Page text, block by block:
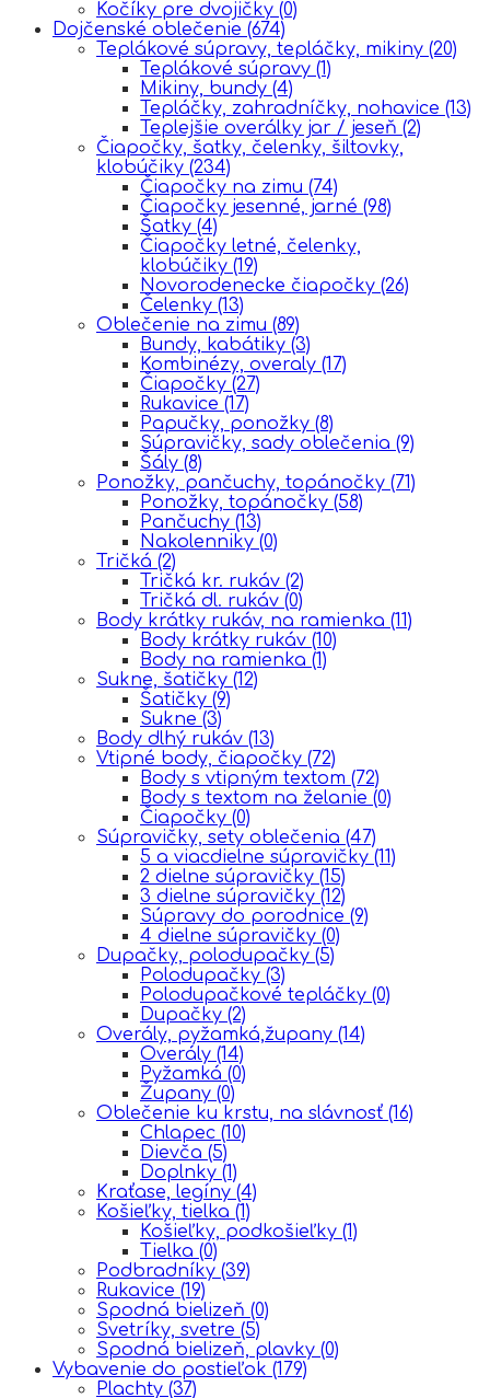
Kočíky pre dvojičky (0)
Dojčenské oblečenie (674)
Teplákové súpravy, tepláčky, mikiny (20)
Teplákové súpravy (1)
Mikiny, bundy (4)
Tepláčky, zahradníčky, nohavice (13)
Teplejšie overálky jar / jeseň (2)
Čiapočky, šatky, čelenky, šiltovky,
klobúčiky (234)
Čiapočky na zimu (74)
Čiapočky jesenné, jarné (98)
Šatky (4)
Čiapočky letné, čelenky,
klobúčiky (19)
Novorodenecke čiapočky (26)
Čelenky (13)
Oblečenie na zimu (89)
Bundy, kabátiky (3)
Kombinézy, overaly (17)
Čiapočky (27)
Rukavice (17)
Papučky, ponožky (8)
Súpravičky, sady oblečenia (9)
Šály (8)
Ponožky, pančuchy, topánočky (71)
Ponožky, topánočky (58)
Pančuchy (13)
Nakolenniky (0)
Tričká (2)
Tričká kr. rukáv (2)
Tričká dl. rukáv (0)
Body krátky rukáv, na ramienka (11)
Body krátky rukáv (10)
Body na ramienka (1)
Sukne, šatičky (12)
Šatičky (9)
Sukne (3)
Body dlhý rukáv (13)
Vtipné body, čiapočky (72)
Body s vtipným textom (72)
Body s textom na želanie (0)
Čiapočky (0)
Súpravičky, sety oblečenia (47)
5 a viacdielne súpravičky (11)
2 dielne súpravičky (15)
3 dielne súpravičky (12)
Súpravy do porodnice (9)
4 dielne súpravičky (0)
Dupačky, polodupačky (5)
Polodupačky (3)
Polodupačkové tepláčky (0)
Dupačky (2)
Overály, pyžamká,župany (14)
Overály (14)
Pyžamká (0)
Župany (0)
Oblečenie ku krstu, na slávnosť (16)
Chlapec (10)
Dievča (5)
Doplnky (1)
Kraťase, legíny (4)
Košieľky, tielka (1)
Košieľky, podkošieľky (1)
Tielka (0)
Podbradníky (39)
Rukavice (19)
Spodná bielizeň (0)
Svetríky, svetre (5)
Spodná bielizeň, plavky (0)
Vybavenie do postieľok (179)
Plachty (37)